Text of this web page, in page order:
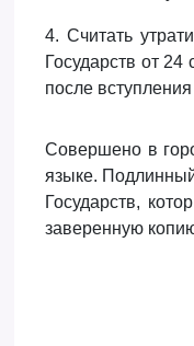
4. Считать
Государств от
после
Совершено в
языке.
Государств,
заверенную